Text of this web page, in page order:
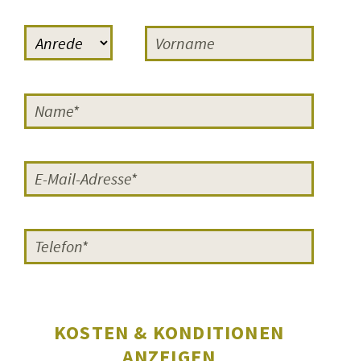
Regisseurin Cornelia Grünberg,
die häufig bei FILMERNST zu Gast
Moderator Sven-Ole Knuth. Er hat
die Schüler und Schülerinnen sehr
künstlerischer Dokumentarfilm als
auch in die Problematik der Teen-
Moms. Ich muss sagen, dass dasdie
besten Moderationen
ich auf meiner Reise mit ›Vierzehn‹
Zum anderen derRegisseur Bernd
KOSTEN & KONDITIONEN